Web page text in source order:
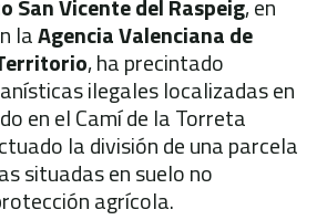
San Vicente del Raspeig, en
laAgencia Valenciana de
, ha precintado
ilegales localizadas en
en el Camí de la Torreta
la división de una parcela
situadas en suelo no
agrícola.